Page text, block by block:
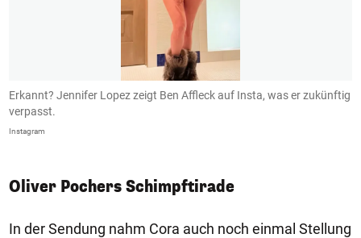
Erkannt? Jennifer Lopez zeigt Ben Affleck auf Insta, was er zukünftig
verpasst.
Instagram
Oliver Pochers Schimpftirade
In der Sendung nahm Cora auch noch einmal Stellung